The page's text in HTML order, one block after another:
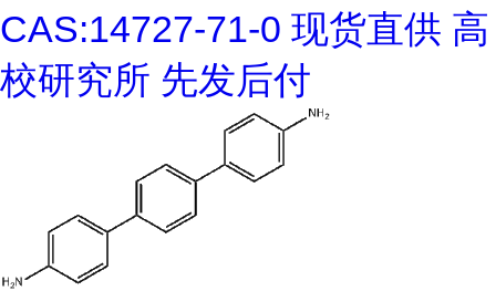
CAS:14727-71-0 现货直供 高
校研究所 先发后付